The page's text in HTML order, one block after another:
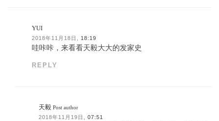
YUI
2018年11月18日, 18:19
哇咔咔，来看看天毅大大的发家史
REPLY
天毅 Post author
2018年11月19日,
07:51